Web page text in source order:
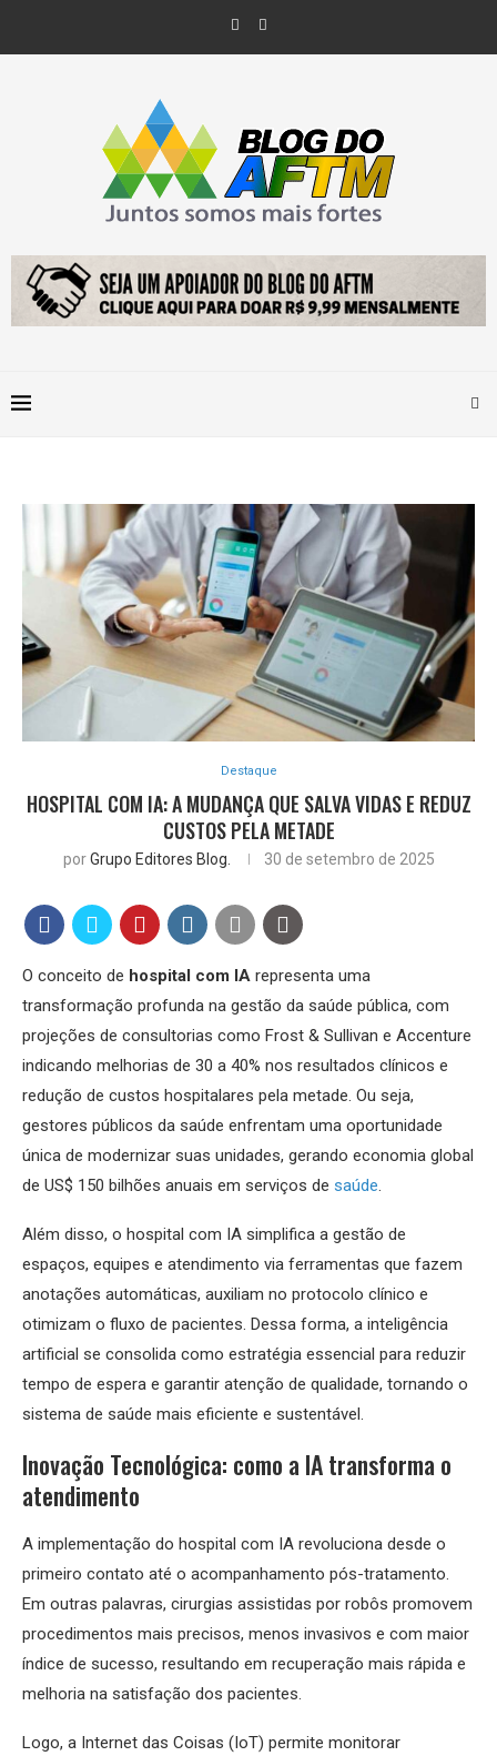
Destaque
HOSPITAL COM IA: A MUDANÇA QUE SALVA VIDAS E REDUZ
CUSTOS PELA METADE
porGrupo Editores Blog. 30 de setembro de 2025
O conceito de hospital com IA representa uma
transformação profunda na gestão da saúde pública, com
projeções de consultorias como Frost & Sullivan e Accenture
indicando melhorias de 30 a 40% nos resultados clínicos e
redução de custos hospitalares pela metade. Ou seja,
gestores públicos da saúde enfrentam uma oportunidade
única de modernizar suas unidades, gerando economia global
de US$ 150 bilhões anuais em serviços de saúde.
Além disso, o hospital com IA simplifica a gestão de
espaços, equipes e atendimento via ferramentas que fazem
anotações automáticas, auxiliam no protocolo clínico e
otimizam o fluxo de pacientes. Dessa forma, a inteligência
artificial se consolida como estratégia essencial para reduzir
tempo de espera e garantir atenção de qualidade, tornando o
sistema de saúde mais eficiente e sustentável.
Inovação Tecnológica: como a IA transforma o
atendimento
A implementação do hospital com IA revoluciona desde o
primeiro contato até o acompanhamento pós-tratamento.
Em outras palavras, cirurgias assistidas por robôs promovem
procedimentos mais precisos, menos invasivos e com maior
índice de sucesso, resultando em recuperação mais rápida e
melhoria na satisfação dos pacientes.
Logo, a Internet das Coisas (IoT) permite monitorar